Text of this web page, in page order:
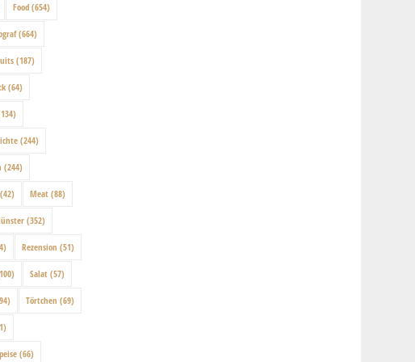
Food (654)
(664)
(187)
(64)
(244)
(244)
(42) Meat (88)
(352)
Rezension (51)
Salat (57)
Törtchen (69)
(66)